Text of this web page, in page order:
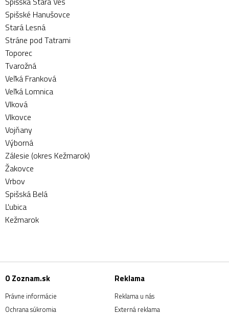
Spišské Hanušovce
Stará Lesná
Stráne pod Tatrami
Toporec
Tvarožná
Veľká Franková
Veľká Lomnica
Vlková
Vlkovce
Vojňany
Výborná
Zálesie (okres Kežmarok)
Žakovce
Vrbov
Spišská Belá
Ľubica
Kežmarok
O Zoznam.sk
Právne informácie
Ochrana súkromia
Reklama
Reklama u nás
Externá reklama